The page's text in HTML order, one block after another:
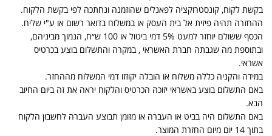
בקשת לקוח, קונסטרוקציה לפאנלים שהוזמנה ונחתכה לפי בקשת הלקוח.
ההחזרה תהיה פיזית אל בית העסק או במשלוח בדואר רשום או ע"י שליח.
הכסף ששולם יוחזר למעט 5% דמי ביטול או 100 ש״ח, הנמוך מביניהם,
ובתוספת מה שגבתה חברת האשראי , במקרה והתשלום בוצע בכרטיס
אשראי.
במידה והקניה כללה משלוח או הובלה יקוזזו דמי המשלוח מההחזר.
באם התשלום בוצע באשראי יזוכה הכרטיס והלקוח יראה את זה ביום החיוב
הבא.
באם התשלום היה בביט או העברה או מזומן תבוצע העברה לחשבון הלקוח
בתוך 14 יום מיום החזרת המוצר.